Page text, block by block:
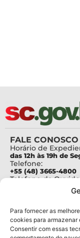
Para fornecer as
cookies para
Consentir com essas
FALE CONOSCO
Horário de
das 12h às 19h de
Telefone:
+55 (48) 3665-4800
Telefone da
Para assuntos
Para assuntos